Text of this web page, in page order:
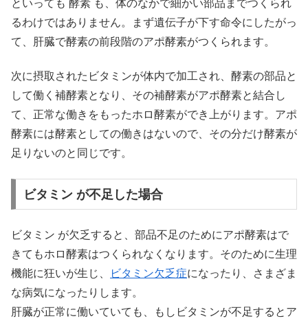
といっても 酵素 も、体のなかで細かい部品までつくられ
るわけではありません。まず遺伝子が下す命令にしたがっ
て、肝臓で酵素の前段階のアポ酵素がつくられます。
次に摂取されたビタミンが体内で加工され、酵素の部品と
して働く補酵素となり、その補酵素がアポ酵素と結合し
て、正常な働きをもったホロ酵素ができ上がります。アポ
酵素には酵素としての働きはないので、その分だけ酵素が
足りないのと同じです。
ビタミン が不足した場合
ビタミン が欠乏すると、部品不足のためにアポ酵素はで
きてもホロ酵素はつくられなくなります。そのために生理
機能に狂いが生じ、
ビタミン欠乏症になったり、さまざま
な病気になったりします。
肝臓が正常に働いていても、もしビタミンが不足するとア